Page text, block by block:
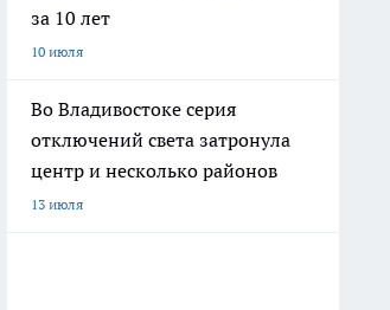
за 10 лет
10 июля
Во Владивостоке серия
отключений света затронула
центр и несколько районов
13 июля